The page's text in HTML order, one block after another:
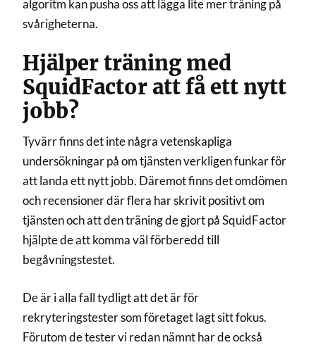
algoritm kan pusha oss att lägga lite mer träning på
svårigheterna.
Hjälper träning med
SquidFactor att få ett nytt
jobb?
Tyvärr finns det inte några vetenskapliga
undersökningar på om tjänsten verkligen funkar för
att landa ett nytt jobb. Däremot finns det omdömen
och recensioner där flera har skrivit positivt om
tjänsten och att den träning de gjort på SquidFactor
hjälpte de att komma väl förberedd till
begåvningstestet.
De är i alla fall tydligt att det är för
rekryteringstester som företaget lagt sitt fokus.
Förutom de tester vi redan nämnt har de också